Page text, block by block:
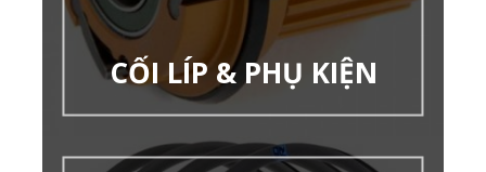
CỐI LÍP & PHỤ KIỆN